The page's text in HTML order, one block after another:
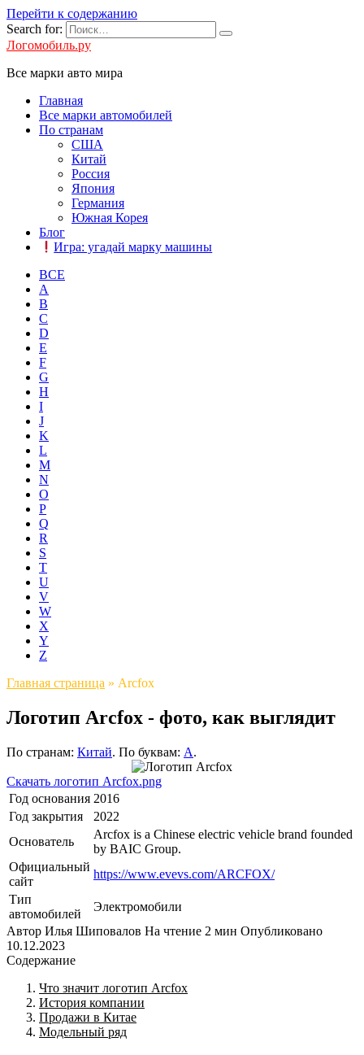
Перейти к содержанию
Search for:
Логомобиль.ру
Все марки авто мира
Главная
Все марки автомобилей
По странам
США
Китай
Россия
Япония
Германия
Южная Корея
Блог
Игра: угадай марку машины
ВСЕ
A
B
C
D
E
F
G
H
I
J
K
L
M
N
O
P
Q
R
S
T
U
V
W
X
Y
Z
Главная страница » Arcfox
Логотип Arcfox - фото, как выглядит
По странам: Китай. По буквам: A.
Скачать логотип Arcfox.png
Год основания 2016
Год закрытия
2022
Основатель
Arcfox is a Chinese electric vehicle brand founded
by BAIC Group.
Официальный
сайт
https://www.evevs.com/ARCFOX/
Тип
автомобилей
Электромобили
Автор Илья Шиповалов На чтение 2 мин Опубликовано
10.12.2023
Содержание
Что значит логотип Arcfox
История компании
Продажи в Китае
Модельный ряд